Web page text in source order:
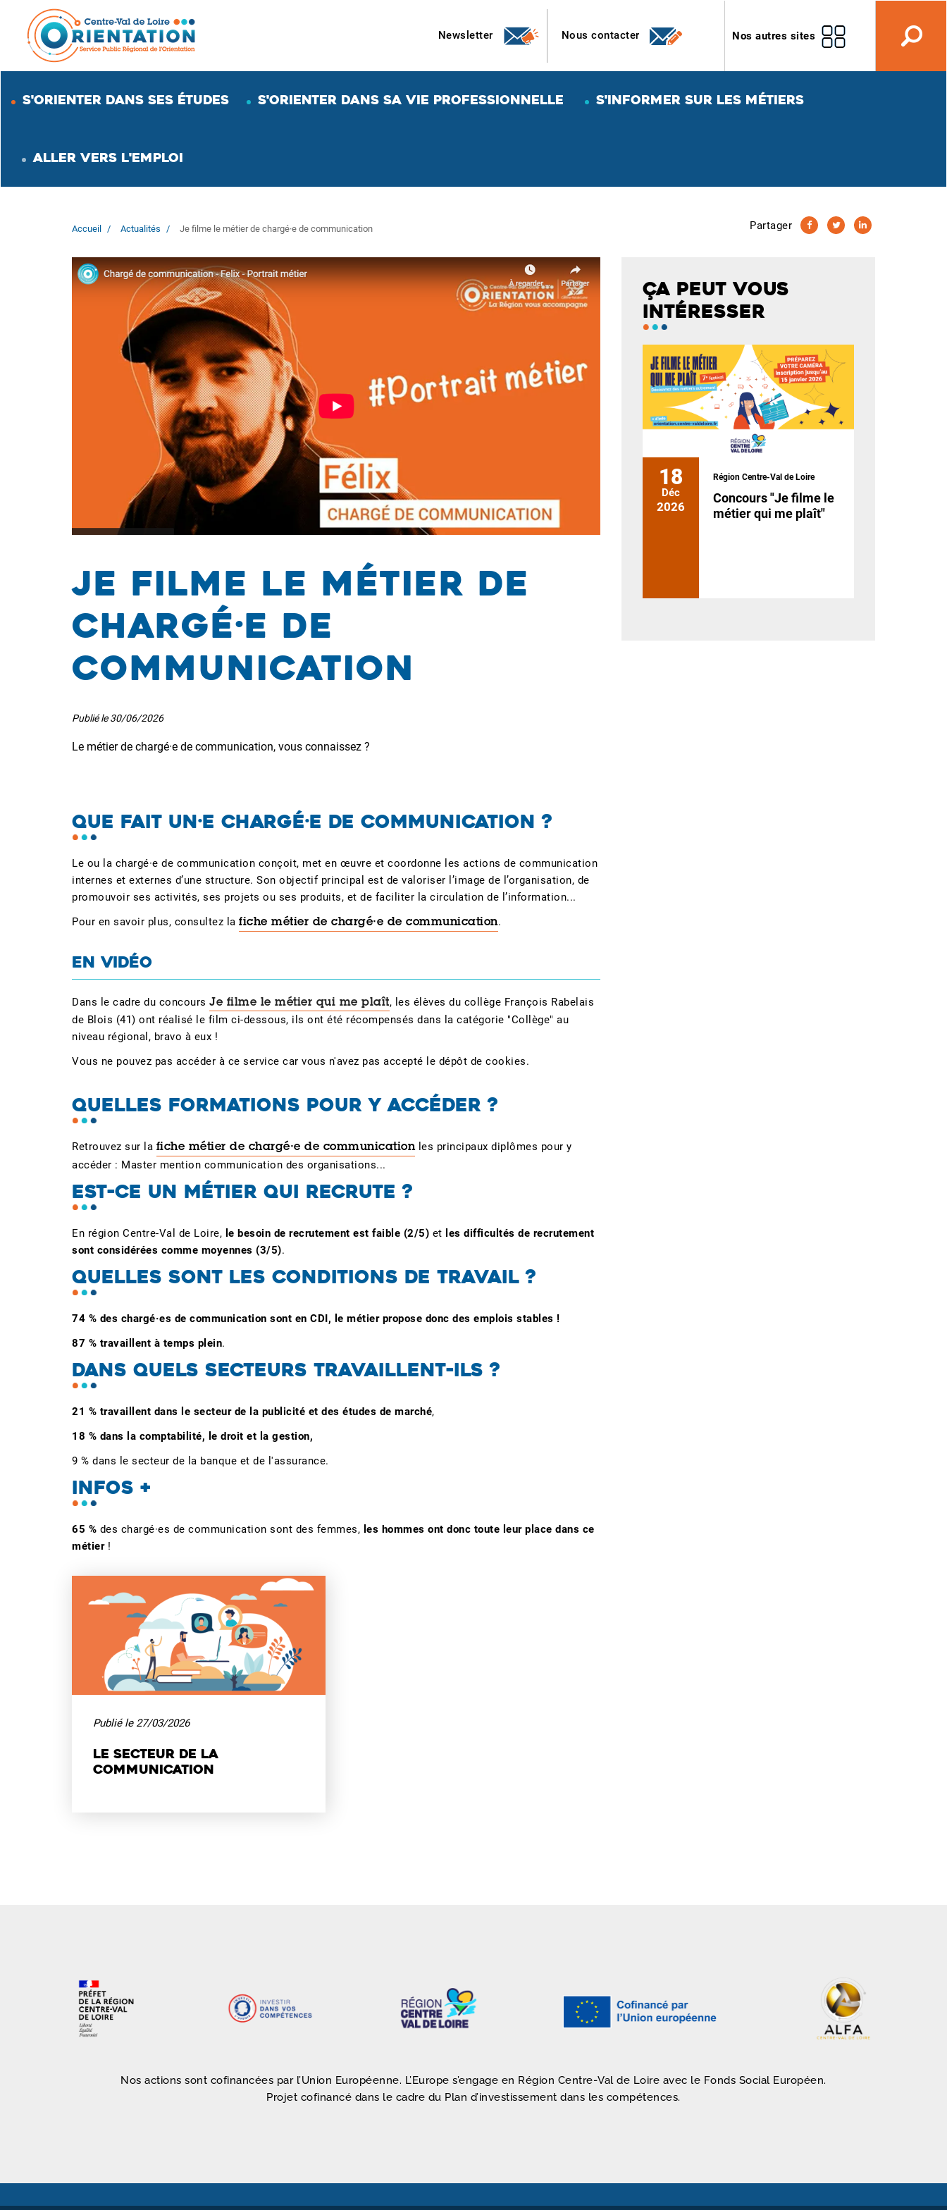
contenu
principal
Newsletter Nous contacter Nos autres sites
S'ORIENTER DANS SES ÉTUDES S'ORIENTER DANS SA VIE PROFESSIONNELLE S'INFORMER SUR LES MÉTIERS
ALLER VERS L'EMPLOI
Accueil Actualités Je filme le métier de chargé·e de communication Partager
Je filme le métier de
chargé·e de
communication
Publié le30/06/2026
Le métier de chargé·e de communication, vous connaissez ?
QUE FAIT UN·E CHARGÉ·E DE COMMUNICATION ?
Le ou la chargé·e de communication conçoit, met en œuvre et coordonne les actions de communication
internes et externes d’une structure. Son objectif principal est de valoriser l’image de l’organisation, de
promouvoir ses activités, ses projets ou ses produits, et de faciliter la circulation de l’information...
Pour en savoir plus, consultez la fiche métier de chargé·e de communication.
EN VIDÉO
Dans le cadre du concours Je filme le métier qui me plaît, les élèves du collège François Rabelais
de Blois (41) ont réalisé le film ci-dessous, ils ont été récompensés dans la catégorie "Collège" au
niveau régional, bravo à eux !
Vous ne pouvez pas accéder à ce service car vous n'avez pas accepté le dépôt de cookies.
QUELLES FORMATIONS POUR Y ACCÉDER ?
Retrouvez sur la fiche métier de chargé·e de communicationles principaux diplômes pour y
accéder : Master mention communication des organisations...
EST-CE UN MÉTIER QUI RECRUTE ?
En région Centre-Val de Loire, le besoin de recrutement est faible (2/5) et les difficultés de recrutement
sont considérées comme moyennes (3/5).
QUELLES SONT LES CONDITIONS DE TRAVAIL ?
74 % des chargé·es de communication sont en CDI, le métier propose donc des emplois stables !
87 % travaillent à temps plein.
DANS QUELS SECTEURS TRAVAILLENT-ILS ?
21 % travaillent dans le secteur de la publicité et des études de marché,
18 % dans la comptabilité, le droit et la gestion,
9 % dans le secteur de la banque et de l'assurance.
INFOS +
65 % des chargé·es de communication sont des femmes, les hommes ont donc toute leur place dans ce
métier!
Publié le 27/03/2026
Le secteur de la
communication
ÇA PEUT VOUS
INTÉRESSER
18
Déc
2026
Région Centre-Val de Loire
Concours "Je filme le
métier qui me plaît"
Nos actions sont cofinancées par l’Union Européenne. L’Europe s’engage en Région Centre-Val de Loire avec le Fonds Social Européen.
Projet cofinancé dans le cadre du Plan d’investissement dans les compétences.